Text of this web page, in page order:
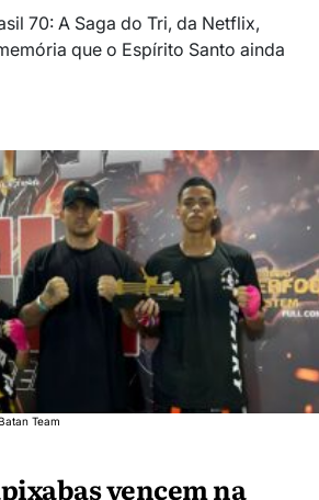
70: A Saga do Tri, da Netflix,
que o Espírito Santo ainda
Team
vencem na